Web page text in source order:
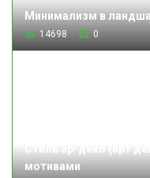
Минимализм в
14698 0
мотивами